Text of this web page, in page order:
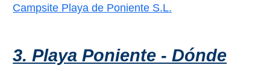
Campsite Playa de Poniente S.L.
3. Playa Poniente - Dónde